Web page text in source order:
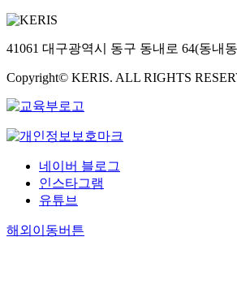
41061 대구광역시 동구 동내로 64(동내
Copyright© KERIS. ALL RIGHTS
네이버 블로그
인스타그램
유튜브
해외이동버튼